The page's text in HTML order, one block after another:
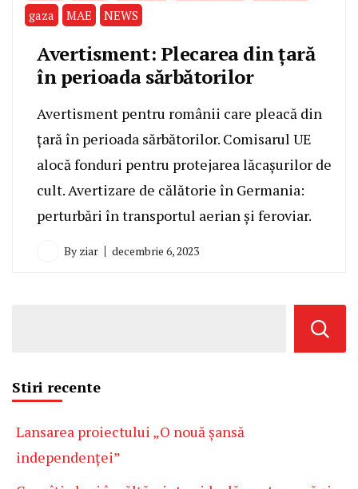
gaza
MAE NEWS
Avertisment: Plecarea din țară
în perioada sărbătorilor
Avertisment pentru românii care pleacă din
țară în perioada sărbătorilor. Comisarul UE
alocă fonduri pentru protejarea lăcașurilor de
cult. Avertizare de călătorie în Germania:
perturbări în transportul aerian și feroviar.
By ziar decembrie 6, 2023
Stiri recente
Lansarea proiectului „O nouă șansă
independenței”